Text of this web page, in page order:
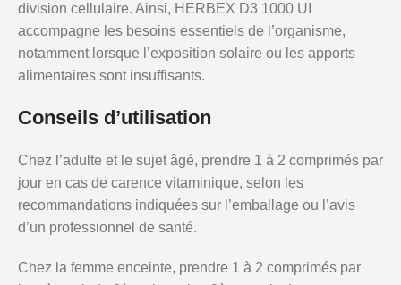
division cellulaire. Ainsi, HERBEX D3 1000 UI
accompagne les besoins essentiels de l’organisme,
notamment lorsque l’exposition solaire ou les apports
alimentaires sont insuffisants.
Conseils d’utilisation
Chez l’adulte et le sujet âgé, prendre 1 à 2 comprimés par
jour en cas de carence vitaminique, selon les
recommandations indiquées sur l’emballage ou l’avis
d’un professionnel de santé.
Chez la femme enceinte, prendre 1 à 2 comprimés par